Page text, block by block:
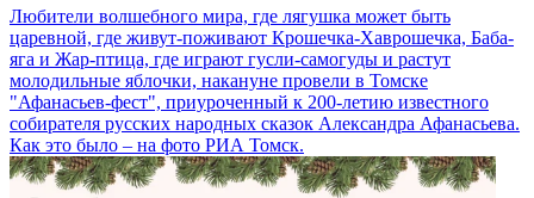
Любители волшебного мира, где лягушка может быть
царевной, где живут-поживают Крошечка-Хаврошечка, Баба-
яга и Жар-птица, где играют гусли-самогуды и растут
молодильные яблочки, накануне провели в Томске
"Афанасьев-фест", приуроченный к 200-летию известного
собирателя русских народных сказок Александра Афанасьева.
Как это было – на фото РИА Томск.